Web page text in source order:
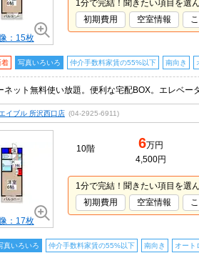
：15枚
1分で完結！聞きたい項目を選
初期費用
空室情報
着 写真いろいろ 仲介手数料家賃の55%以下 南向き
イブル 所沢西口店 (04-2925-6911)
：17枚
10階 6万円
4,500円
1分で完結！聞きたい項目を選
初期費用
空室情報
真いろいろ 仲介手数料家賃の55%以下 南向き オート